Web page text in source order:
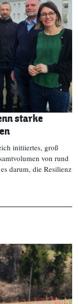
starke
initiiertes, groß
von rund
darum, die Resilienz